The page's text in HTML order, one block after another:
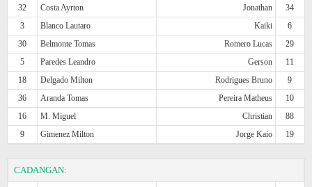
32
Costa Ayrton Jonathan
34
3
Blanco Lautaro Kaiki
6
30
Belmonte Tomas Romero Lucas
29
5
Paredes Leandro Gerson
11
18
Delgado Milton Rodrigues Bruno
9
36
Aranda Tomas Pereira Matheus
10
16
M. Miguel Christian
88
9
Gimenez Milton Jorge Kaio 19
CADANGAN: